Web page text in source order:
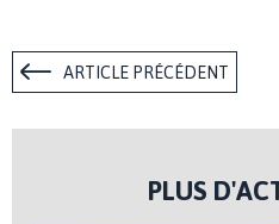
ARTICLE PRÉCÉDENT
PLUS